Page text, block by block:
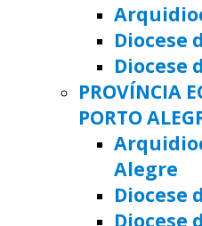
Diocese
Diocese
PROVÍNCIA
PORTO
Alegre
Diocese
Diocese